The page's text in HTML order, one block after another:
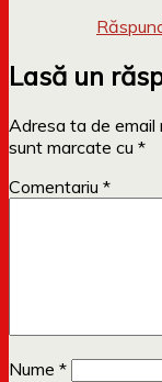
Lasă un
Adresa ta de email
sunt marcate cu *
Comentariu *
Nume *